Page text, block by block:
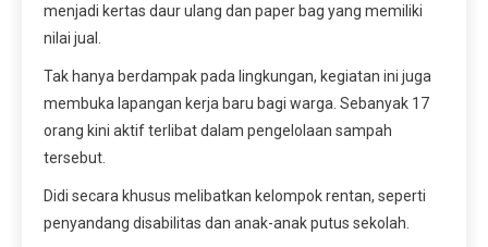
menjadi kertas daur ulang dan paper bag yang memiliki
nilai jual.
Tak hanya berdampak pada lingkungan, kegiatan ini juga
membuka lapangan kerja baru bagi warga. Sebanyak 17
orang kini aktif terlibat dalam pengelolaan sampah
tersebut.
Didi secara khusus melibatkan kelompok rentan, seperti
penyandang disabilitas dan anak-anak putus sekolah.